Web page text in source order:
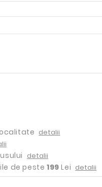
detalii
detalii
de peste 199 Lei detalii